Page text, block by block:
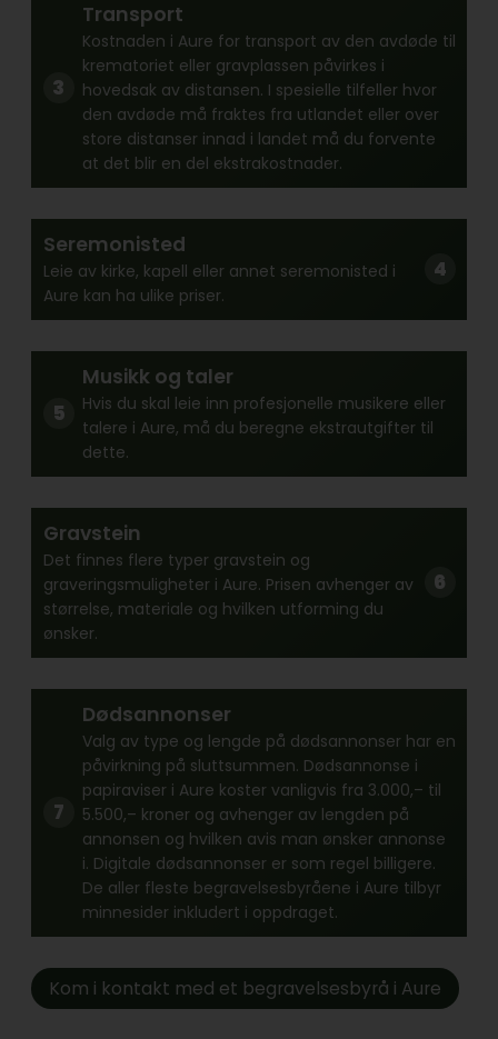
Transport
Kostnaden i Aure for transport av den avdøde til
krematoriet eller gravplassen påvirkes i
hovedsak av distansen. I spesielle tilfeller hvor
den avdøde må fraktes fra utlandet eller over
store distanser innad i landet må du forvente
at det blir en del ekstrakostnader.
Seremonisted
Leie av kirke, kapell eller annet seremonisted i
Aure kan ha ulike priser.
Musikk og taler
Hvis du skal leie inn profesjonelle musikere eller
talere i Aure, må du beregne ekstrautgifter til
dette.
Gravstein
Det finnes flere typer gravstein og
graveringsmuligheter i Aure. Prisen avhenger av
størrelse, materiale og hvilken utforming du
ønsker.
Dødsannonser
Valg av type og lengde på dødsannonser har en
påvirkning på sluttsummen. Dødsannonse i
papiraviser i Aure koster vanligvis fra 3.000,– til
5.500,– kroner og avhenger av lengden på
annonsen og hvilken avis man ønsker annonse
i. Digitale dødsannonser er som regel billigere.
De aller fleste begravelsesbyråene i Aure tilbyr
minnesider inkludert i oppdraget.
Kom i kontakt med et begravelsesbyrå i Aure